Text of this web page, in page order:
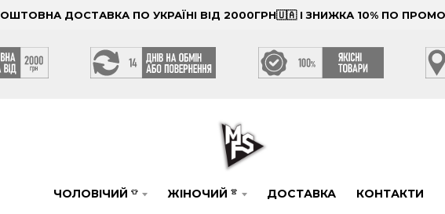
ДОСТАВКА ПО УКРАЇНІ ВІД 2000ГРН🇺🇦 І ЗНИЖКА 10% ПО
ЧОЛОВІЧИЙ 👕 ЖІНОЧИЙ 👚 ДОСТАВКА КОНТАКТИ